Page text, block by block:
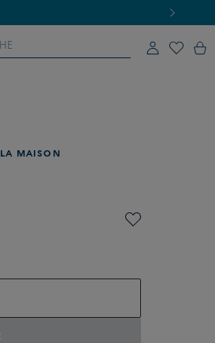
LA MAISON